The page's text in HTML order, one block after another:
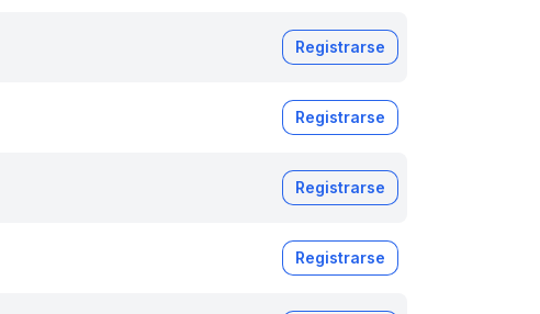
Registrarse
Registrarse
Registrarse
Registrarse